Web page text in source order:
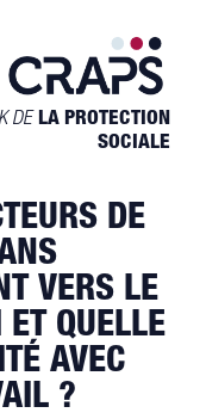
DE LA PROTECTION
SOCIALE
DE
VERS LE
ET QUELLE
AVEC
?